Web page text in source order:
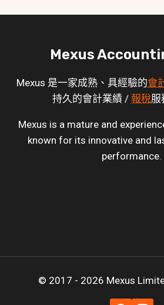
Mexus
Mexus 是一家成熟、具經驗的會
持久的會計業績 / 報稅服
Mexus is a mature and
known for its innovative and
performance.
© 2017 - 2026 Mexus